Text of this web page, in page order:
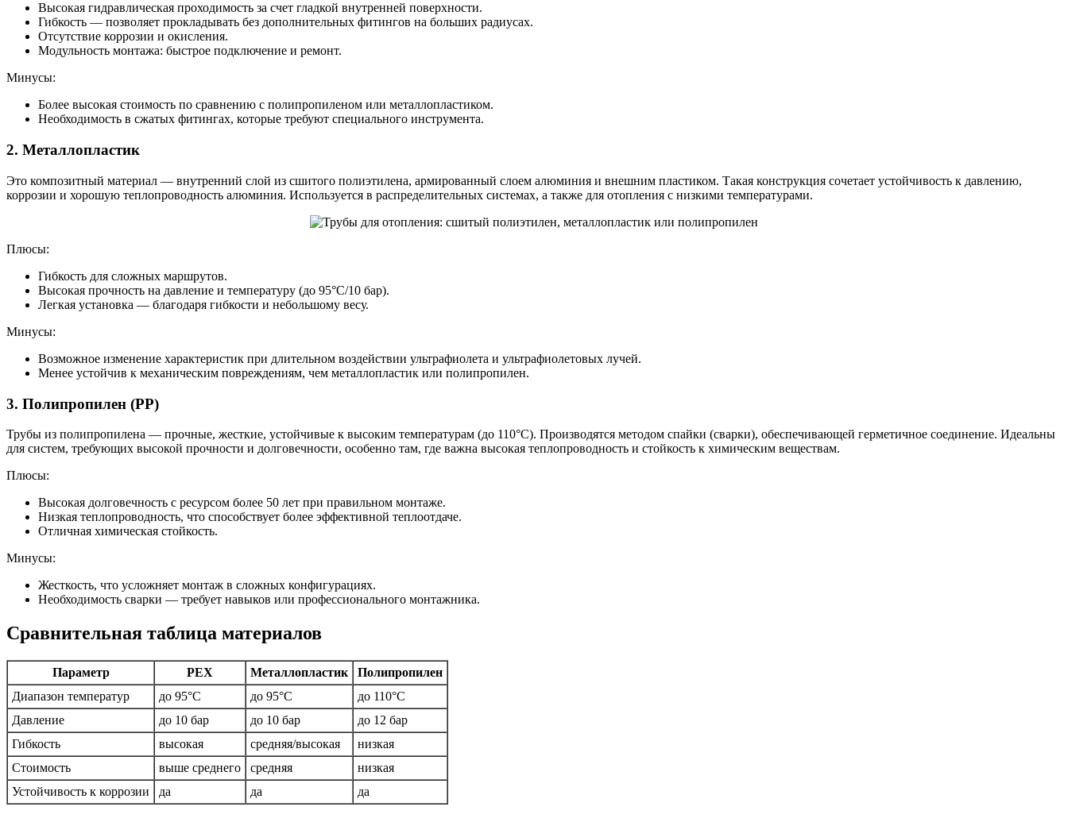
Высокая гидравлическая проходимость за счет гладкой внутренней поверхности.
Гибкость — позволяет прокладывать без дополнительных фитингов на больших радиусах.
Отсутствие коррозии и окисления.
Модульность монтажа: быстрое подключение и ремонт.
Минусы:
Более высокая стоимость по сравнению с полипропиленом или металлопластиком.
Необходимость в сжатых фитингах, которые требуют специального инструмента.
2. Металлопластик
Это композитный материал — внутренний слой из сшитого полиэтилена, армированный слоем алюминия и внешним пластиком. Такая конструкция сочетает устойчивость к давлению,
коррозии и хорошую теплопроводность алюминия. Используется в распределительных системах, а также для отопления с низкими температурами.
Плюсы:
Гибкость для сложных маршрутов.
Высокая прочность на давление и температуру (до 95°C/10 бар).
Легкая установка — благодаря гибкости и небольшому весу.
Минусы:
Возможное изменение характеристик при длительном воздействии ультрафиолета и ультрафиолетовых лучей.
Менее устойчив к механическим повреждениям, чем металлопластик или полипропилен.
3. Полипропилен (PP)
Трубы из полипропилена — прочные, жесткие, устойчивые к высоким температурам (до 110°C). Производятся методом спайки (сварки), обеспечивающей герметичное соединение. Идеальны
для систем, требующих высокой прочности и долговечности, особенно там, где важна высокая теплопроводность и стойкость к химическим веществам.
Плюсы:
Высокая долговечность с ресурсом более 50 лет при правильном монтаже.
Низкая теплопроводность, что способствует более эффективной теплоотдаче.
Отличная химическая стойкость.
Минусы:
Жесткость, что усложняет монтаж в сложных конфигурациях.
Необходимость сварки — требует навыков или профессионального монтажника.
Сравнительная таблица материалов
Параметр PEX Металлопластик
Полипропилен
Диапазон температур
до 95°C до 95°C
до 110°C
Давление
до 10 бар до 10 бар
до 12 бар
Гибкость
высокая средняя/высокая
низкая
Стоимость
выше среднего средняя
низкая
Устойчивость к коррозии
да да да